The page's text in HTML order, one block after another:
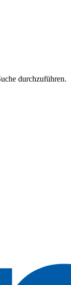
durchzuführen.